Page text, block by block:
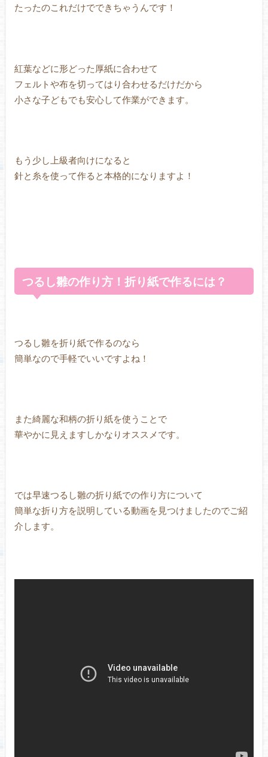
たったのこれだけでできちゃうんです！
紅葉などに形どった厚紙に合わせて
フェルトや布を切ってはり合わせるだけだから
小さな子どもでも安心して作業ができます。
もう少し上級者向けになると
針と糸を使って作ると本格的になりますよ！
つるし雛の作り方！折り紙で作るには？
つるし雛を折り紙で作るのなら
簡単なので手軽でいいですよね！
また綺麗な和柄の折り紙を使うことで
華やかに見えますしかなりオススメです。
では早速つるし雛の折り紙での作り方について
簡単な折り方を説明している動画を見つけましたのでご紹
介します。